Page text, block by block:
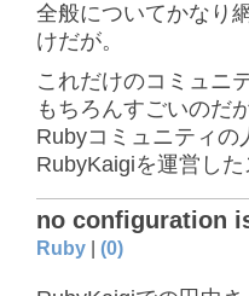
全般についてかなり
けだが。
これだけのコミュニ
もちろんすごいのだ
Rubyコミュニティの
RubyKaigiを運営し
no configuration
Ruby (0)